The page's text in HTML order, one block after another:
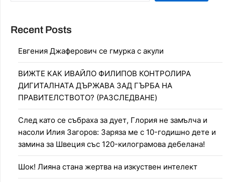
Recent Posts
Евгения Джаферович се гмурка с акули
ВИЖТЕ КАК ИВАЙЛО ФИЛИПОВ КОНТРОЛИРА
ДИГИТАЛНАТА ДЪРЖАВА ЗАД ГЪРБА НА
ПРАВИТЕЛСТВОТО? (РАЗСЛЕДВАНЕ)
След като се събраха за дует, Глория не замълча и
насоли Илия Загоров: Заряза ме с 10-годишно дете и
замина за Швеция със 120-килограмова дебелана!
Шок! Лияна стана жертва на изкуствен интелект